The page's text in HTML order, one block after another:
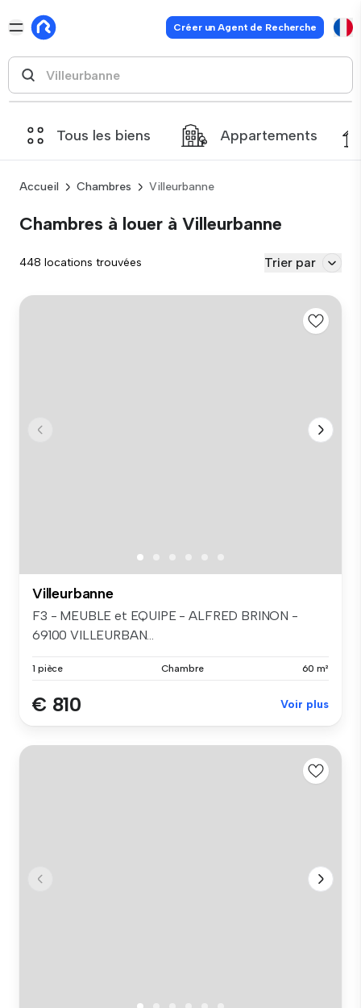
Créer un Agent de Recherche
Tous les biens Appartements
Accueil Chambres Villeurbanne
Chambres à louer à Villeurbanne
448 locations trouvées Trier par
Villeurbanne
F3 - MEUBLE et EQUIPE - ALFRED BRINON -
69100 VILLEURBAN...
1 pièce Chambre 60 m²
€ 810 Voir plus